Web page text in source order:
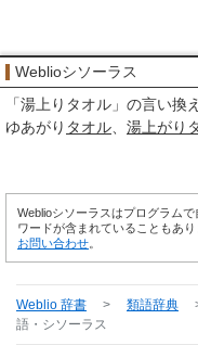
Weblioシソーラス
「湯上りタオル 」の言い換
ゆあがり タオル 湯上がり
Weblioシソーラスはプログラム
ワードが含まれていることもあ
お問い合わせ。
Weblio 辞書 > 類語辞典
語・シソーラス